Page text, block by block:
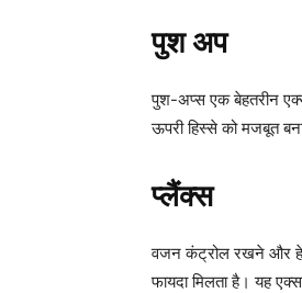
पुश अप
पुश-अप्स एक बेहतरीन
ऊपरी हिस्से को मजबूत
प्लैंक्स
वजन कंट्रोल रखने और
फायदा मिलता है। यह